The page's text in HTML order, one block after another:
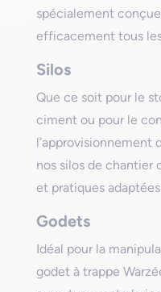
spécialement
efficacement tous
Silos
Que ce soit pour le
ciment ou pour le
l’approvisionnement
nos silos de chantier
et pratiques
Godets
Idéal pour la
godet à trappe